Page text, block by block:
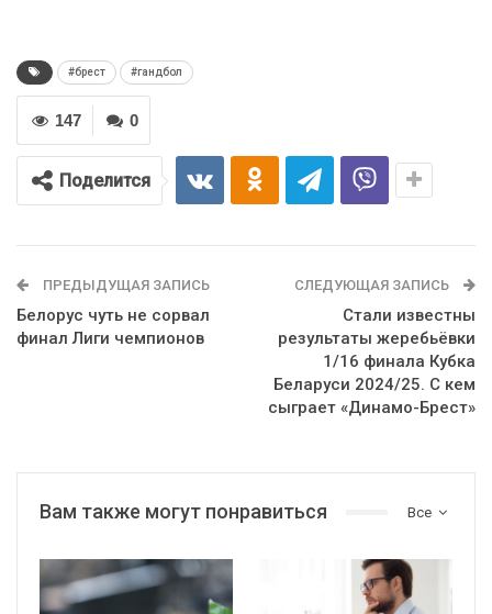
#брест #гандбол
0
147
Поделится
ПРЕДЫДУЩАЯ ЗАПИСЬ
Белорус чуть не сорвал
финал Лиги чемпионов
СЛЕДУЮЩАЯ ЗАПИСЬ
Стали известны
результаты жеребьёвки
1/16 финала Кубка
Беларуси 2024/25. С кем
сыграет «Динамо-Брест»
Все
Вам также могут понравиться